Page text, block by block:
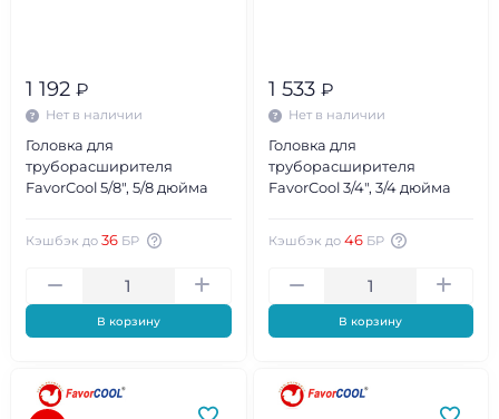
1 192 ₽
Нет в наличии
Головка для
труборасширителя
FavorCool 5/8", 5/8 дюйма
Кэшбэк до 36 БР
В корзину
1 533 ₽
Нет в наличии
Головка для
труборасширителя
FavorCool 3/4", 3/4 дюйма
Кэшбэк до 46 БР
В корзину